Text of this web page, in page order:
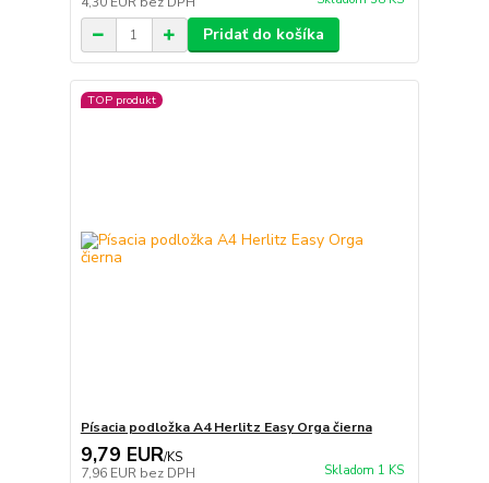
Pridať do košíka
TOP produkt
Písacia podložka A4 Herlitz Easy Orga čierna
9,79 EUR/KS
7,96 EUR bez DPH Skladom 1 KS